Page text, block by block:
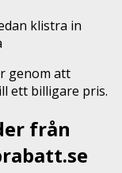
klistra in
genom att
ett billigare pris.
från